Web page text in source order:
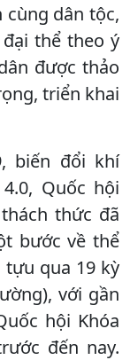
dân tộc,
thể theo ý
được thảo
triển khai
biến đổi khí
Quốc hội
thức đã
bước về thể
tựu qua 19 kỳ
với gần
hội Khóa
đến nay.